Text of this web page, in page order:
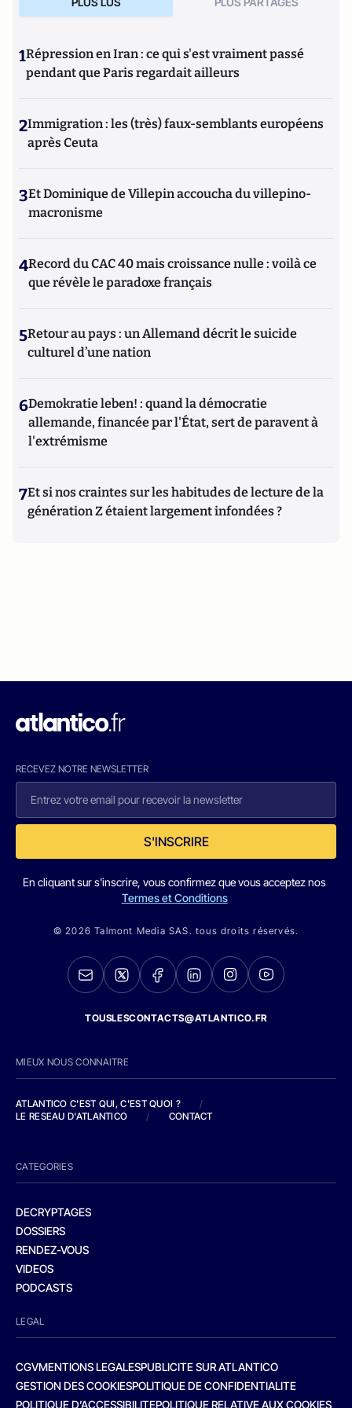
1Répression en Iran : ce qui s'est vraiment passé
pendant que Paris regardait ailleurs
2Immigration : les (très) faux-semblants européens
après Ceuta
3Et Dominique de Villepin accoucha du villepino-
macronisme
4Record du CAC 40 mais croissance nulle : voilà ce
que révèle le paradoxe français
5Retour au pays : un Allemand décrit le suicide
culturel d’une nation
6Demokratie leben! : quand la démocratie
allemande, financée par l'État, sert de paravent à
l'extrémisme
7Et si nos craintes sur les habitudes de lecture de la
génération Z étaient largement infondées ?
RECEVEZ NOTRE NEWSLETTER
S'INSCRIRE
En cliquant sur s'inscrire, vous confirmez que vous acceptez nos
Termes et Conditions
© 2026 Talmont Media SAS. tous droits réservés.
TOUSLESCONTACTS@ATLANTICO.FR
MIEUX NOUS CONNAITRE
ATLANTICO C'EST QUI, C'EST QUOI ?
/
LE RESEAU D'ATLANTICO
/ CONTACT
CATEGORIES
DECRYPTAGES
DOSSIERS
RENDEZ-VOUS
VIDEOS
PODCASTS
LEGAL
CGVMENTIONS LEGALESPUBLICITE SUR ATLANTICO
GESTION DES COOKIESPOLITIQUE DE CONFIDENTIALITE
POLITIQUE D’ACCESSIBILITEPOLITIQUE RELATIVE AUX COOKIES